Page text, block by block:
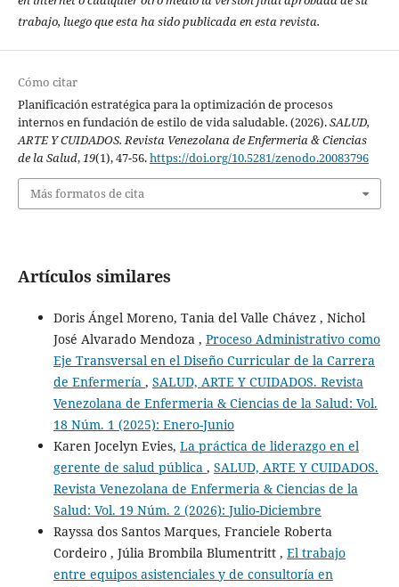
trabajo, luego que esta ha sido publicada en esta revista.
Cómo citar
Planificación estratégica para la optimización de procesos
internos en fundación de estilo de vida saludable. (2026).SALUD,
ARTE Y CUIDADOS. Revista Venezolana de Enfermeria & Ciencias
de la Salud,19(1), 47-56.https://doi.org/10.5281/zenodo.20083796
Más formatos de cita
Artículos similares
Doris Ángel Moreno, Tania del Valle Chávez , Nichol
José Alvarado Mendoza , Proceso Administrativo como
Eje Transversal en el Diseño Curricular de la Carrera
de Enfermería , SALUD, ARTE Y CUIDADOS. Revista
Venezolana de Enfermeria & Ciencias de la Salud: Vol.
18 Núm. 1 (2025): Enero-Junio
Karen Jocelyn Evies, La práctica de liderazgo en el
gerente de salud pública , SALUD, ARTE Y CUIDADOS.
Revista Venezolana de Enfermeria & Ciencias de la
Salud: Vol. 19 Núm. 2 (2026): Julio-Diciembre
Rayssa dos Santos Marques, Franciele Roberta
Cordeiro , Júlia Brombila Blumentritt , El trabajo
entre equipos asistenciales y de consultoría en